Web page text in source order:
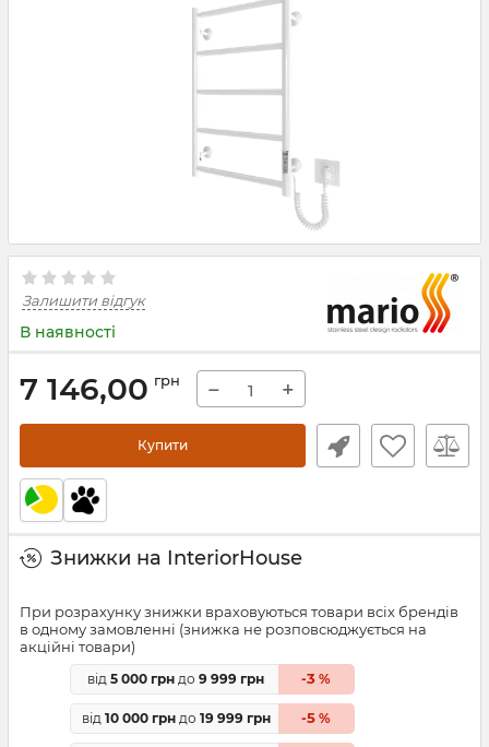
Залишити відгук
В наявності
7 146,00 грн − +
Купити
Знижки на InteriorHouse
При розрахунку знижки враховуються товари всіх брендів
в одному замовленні (знижка не розповсюджується на
акційні товари)
від 5 000 грн до 9 999 грн -3 %
від 10 000 грндо 19 999 грн -5 %